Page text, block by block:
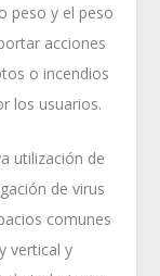
peso y el peso
acciones
o incendios
los usuarios.
utilización de
de virus
comunes
vertical y